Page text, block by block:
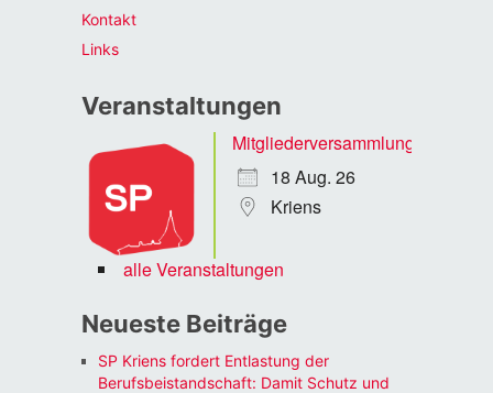
Kontakt
Links
Veranstaltungen
Mitgliederversammlung
18 Aug. 26
Kriens
alle Veranstaltungen
Neueste Beiträge
SP Kriens fordert Entlastung der
Berufsbeistandschaft: Damit Schutz und